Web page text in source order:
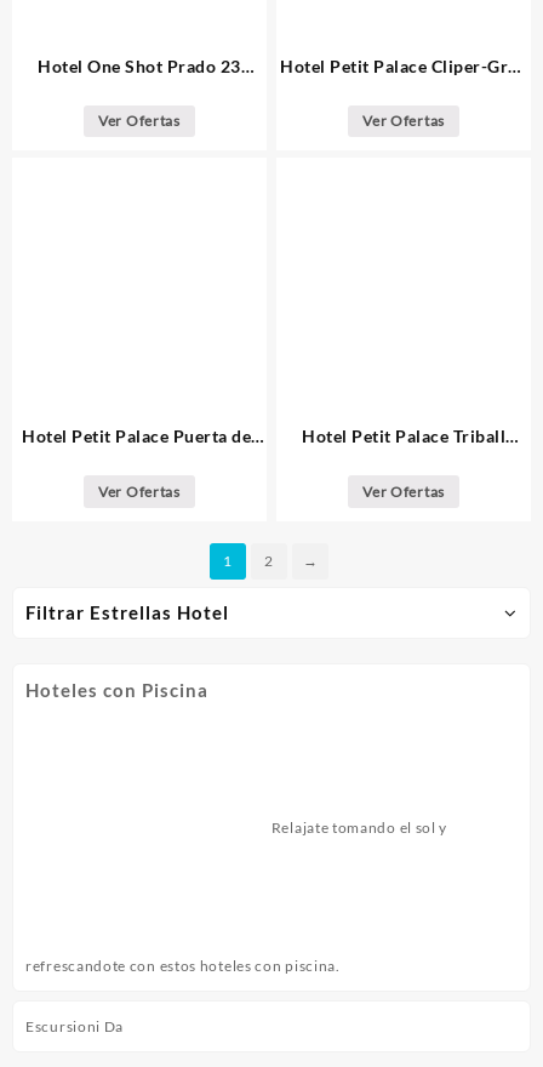
Filtrar Estrellas Hotel
Hotel One Shot Prado 23
Ver Ofertas
Hotel Petit Palace Cliper-Gran
Ver Ofertas
Hotel Petit Palace Puerta del
Ver Ofertas
Hotel Petit Palace Triball
Ver Ofertas
1 2 →
Hoteles con Piscina
Relajate tomando el sol y
refrescandote con estos hoteles con piscina.
Escursioni Da